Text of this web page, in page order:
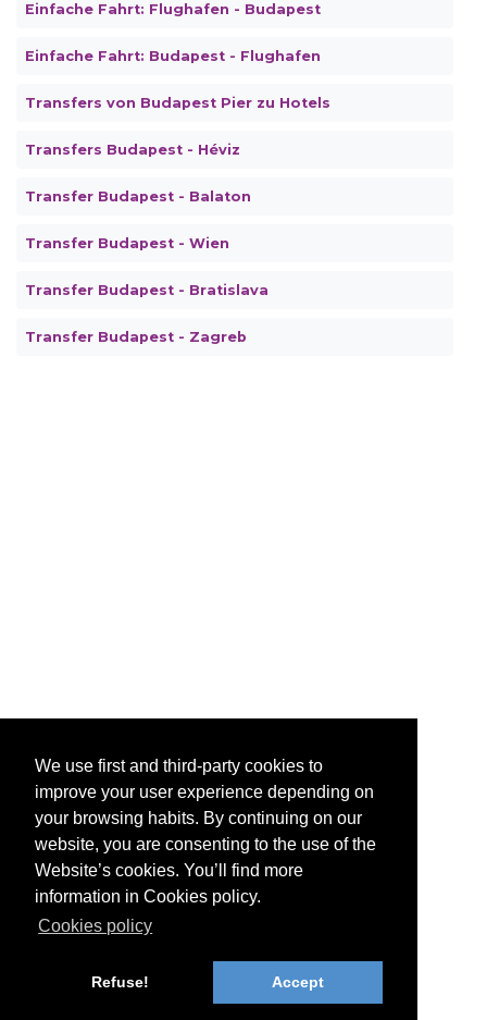
We use first and third-party cookies to
improve your user experience depending on
your browsing habits. By continuing on our
website, you are consenting to the use of the
Website’s cookies. You’ll find more
information in Cookies policy.
Cookies policy
Refuse! Accept
Einfache Fahrt: Flughafen - Budapest
Einfache Fahrt: Budapest - Flughafen
Transfers von Budapest Pier zu Hotels
Transfers Budapest - Héviz
Transfer Budapest - Balaton
Transfer Budapest - Wien
Transfer Budapest - Bratislava
Transfer Budapest - Zagreb